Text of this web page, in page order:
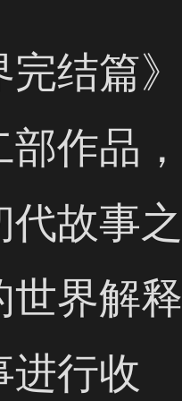
结篇》
作品，
故事之
世界解释
行收